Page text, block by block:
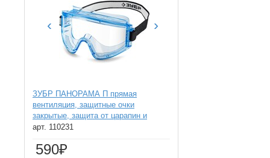
‹ ›
ЗУБР ПАНОРАМА П прямая
вентиляция, защитные очки
закрытые, защита от царапин и
запотевания, UV 380, оптический
арт. 110231
590₽